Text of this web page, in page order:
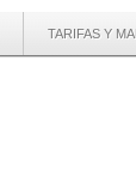
TARIFAS Y